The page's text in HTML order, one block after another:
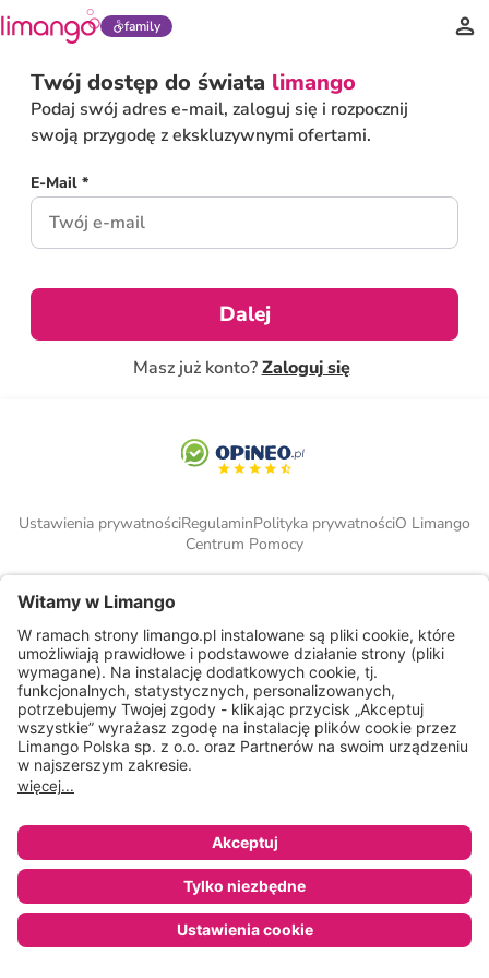
family
Twój dostęp do świata limango
Podaj swój adres e-mail, zaloguj się i rozpocznij
swoją przygodę z ekskluzywnymi ofertami.
E-Mail *
Dalej
Masz już konto?Zaloguj się
Ustawienia prywatnościRegulaminPolityka prywatnościO Limango
Centrum Pomocy